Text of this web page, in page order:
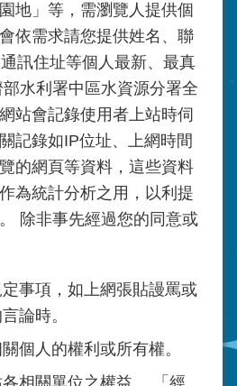
地」等，需瀏覽人提供個
會依需求請您提供姓名、聯
訊住址等個人最新、最真
水利署中區水資源分署全
站會記錄使用者上站時伺
記錄如IP位址、上網時間
的網頁等資料，這些資料
為統計分析之用，以利提
除非事先經過您的同意或
事項，如上網張貼謾罵或
論時。
個人的權利或所有權。
相關單位之權益。 「經